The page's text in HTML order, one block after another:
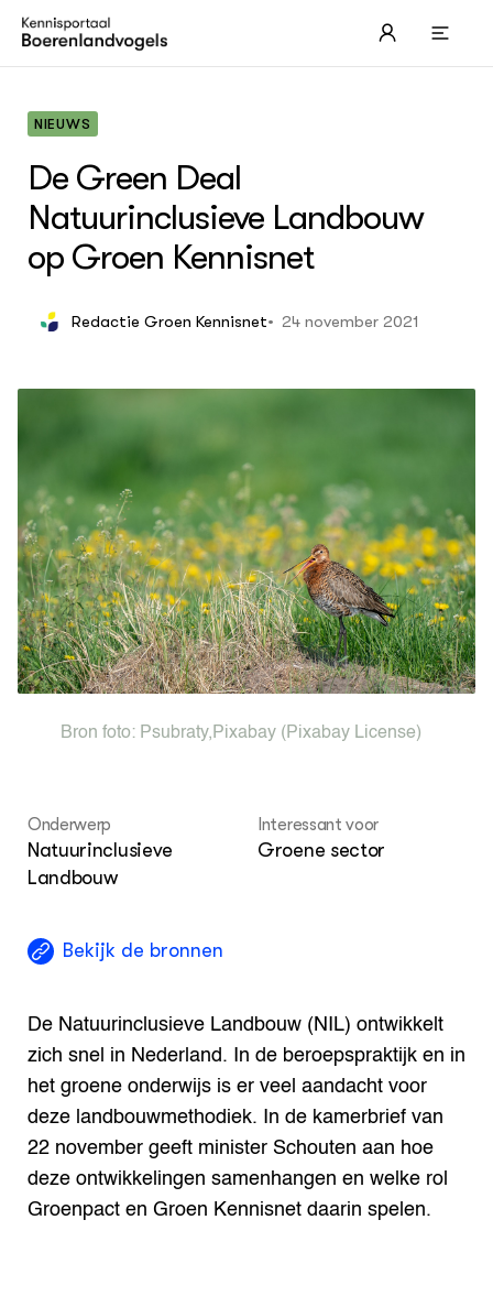
Boerenlandvogels
Nieuwsbrieven
Dossiers
Agenda
Columns
KENNISPORTAAL BOERENLANDVOGELS
Over ons
NIEUWS
De Green Deal
Natuurinclusieve Landbouw
op Groen Kennisnet
Redactie Groen Kennisnet 24 november 2021
Bron foto: Psubraty,Pixabay(Pixabay License)
Onderwerp
Natuurinclusieve
Landbouw
Interessant voor
Groene sector
Bekijk de bronnen
De Natuurinclusieve Landbouw (NIL) ontwikkelt
zich snel in Nederland. In de beroepspraktijk en in
het groene onderwijs is er veel aandacht voor
deze landbouwmethodiek. In de kamerbrief van
22 november geeft minister Schouten aan hoe
deze ontwikkelingen samenhangen en welke rol
Groenpact en Groen Kennisnet daarin spelen.